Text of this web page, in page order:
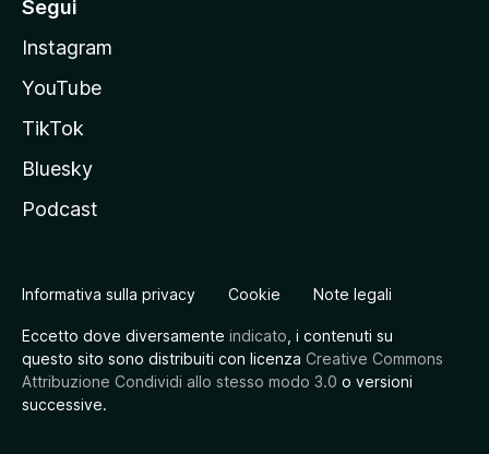
Segui
Instagram
YouTube
TikTok
Bluesky
Podcast
Informativa sulla privacy Cookie Note legali
Eccetto dove diversamente indicato , i contenuti su
questo sito sono distribuiti con licenza Creative Commons
Attribuzione Condividi allo stesso modo 3.0 o versioni
successive.